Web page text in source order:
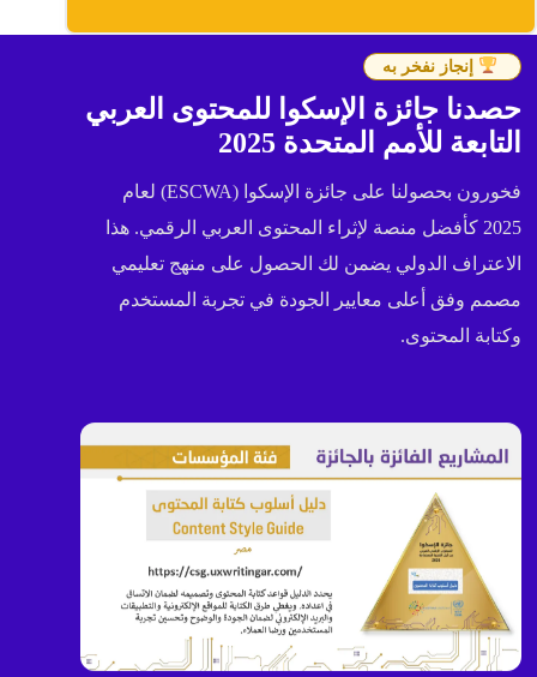
إنجاز نفخر به
حصدنا جائزة الإسكوا للمحتوى العربي
التابعة للأمم المتحدة 2025
فخورون بحصولنا على جائزة الإسكوا (ESCWA) لعام
2025 كأفضل منصة لإثراء المحتوى العربي الرقمي. هذا
الاعتراف الدولي يضمن لك الحصول على منهج تعليمي
مصمم وفق أعلى معايير الجودة في تجربة المستخدم
وكتابة المحتوى.